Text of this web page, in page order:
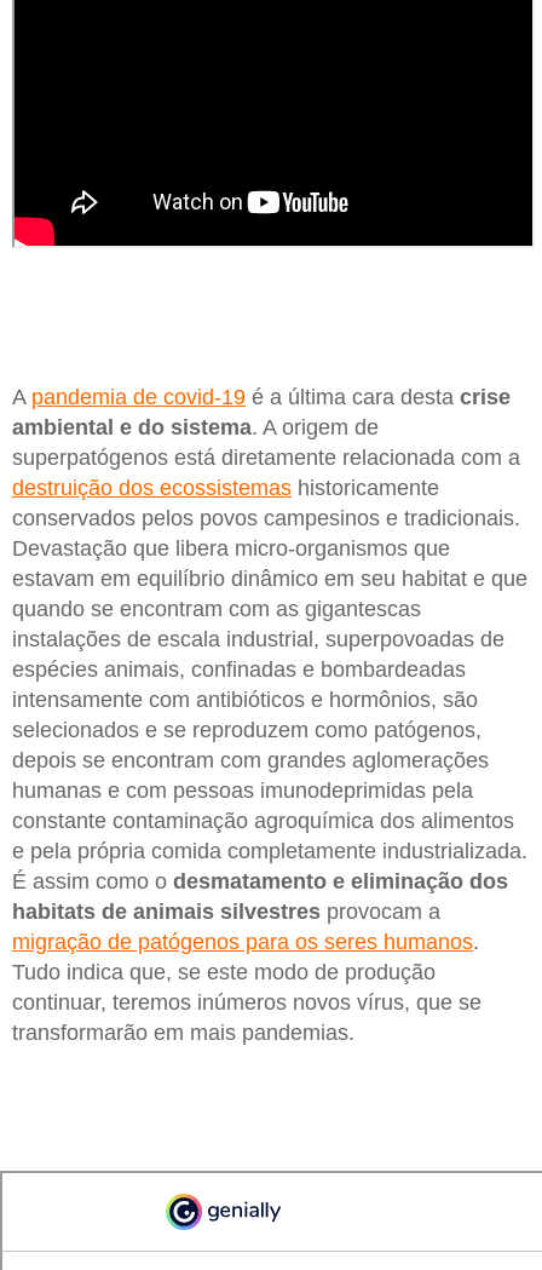
A pandemia de covid-19 é a última cara desta crise
ambiental e do sistema. A origem de
superpatógenos está diretamente relacionada com a
destruição dos ecossistemas historicamente
conservados pelos povos campesinos e tradicionais.
Devastação que libera micro-organismos que
estavam em equilíbrio dinâmico em seu habitat e que
quando se encontram com as gigantescas
instalações de escala industrial, superpovoadas de
espécies animais, confinadas e bombardeadas
intensamente com antibióticos e hormônios, são
selecionados e se reproduzem como patógenos,
depois se encontram com grandes aglomerações
humanas e com pessoas imunodeprimidas pela
constante contaminação agroquímica dos alimentos
e pela própria comida completamente industrializada.
É assim como o desmatamento e eliminação dos
habitats de animais silvestres provocam a
migração de patógenos para os seres humanos.
Tudo indica que, se este modo de produção
continuar, teremos inúmeros novos vírus, que se
transformarão em mais pandemias.